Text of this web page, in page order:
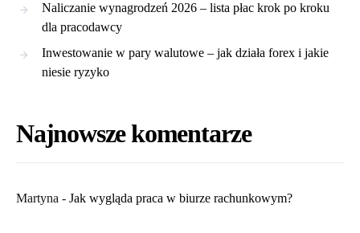
Naliczanie wynagrodzeń 2026 – lista płac krok po kroku
dla pracodawcy
Inwestowanie w pary walutowe – jak działa forex i jakie
niesie ryzyko
Najnowsze komentarze
Martyna - ​Jak wygląda praca w biurze rachunkowym?